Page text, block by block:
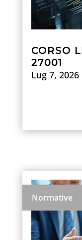
CORSO
27001
Lug 7, 2026
Normative